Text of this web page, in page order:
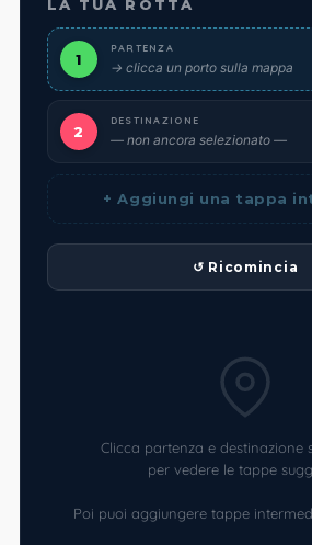
LA TUA ROTTA
1
PARTENZA
→ clicca un porto sulla mappa
2
DESTINAZIONE
— non ancora selezionato —
+ Aggiungi una tappa
↺ Ricomincia
Clicca partenza e destinazione
per vedere le tappe
Poi puoi aggiungere tappe